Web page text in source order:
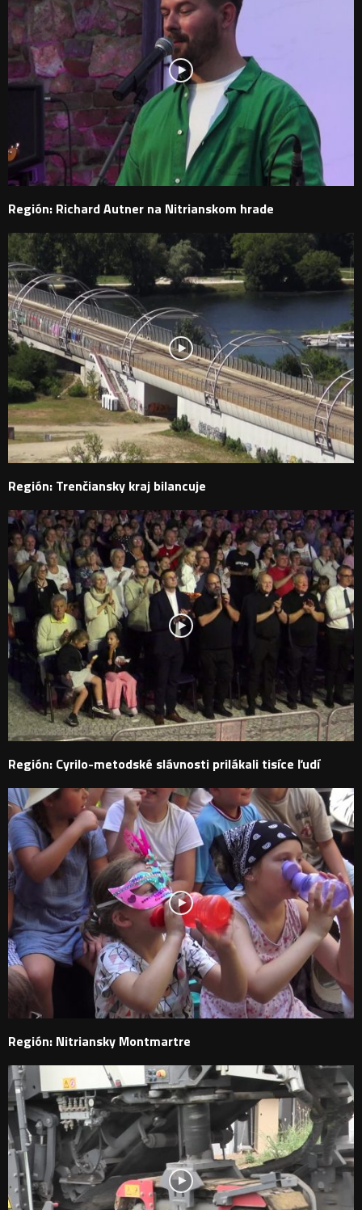
Región: Richard Autner na Nitrianskom hrade
Región: Trenčiansky kraj bilancuje
Región: Cyrilo-metodské slávnosti prilákali tisíce ľudí
Región: Nitriansky Montmartre